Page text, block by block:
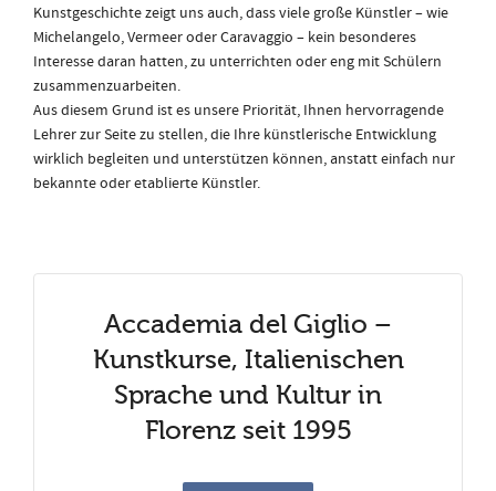
Kunstgeschichte zeigt uns auch, dass viele große Künstler – wie
Michelangelo, Vermeer oder Caravaggio – kein besonderes
Interesse daran hatten, zu unterrichten oder eng mit Schülern
zusammenzuarbeiten.
Aus diesem Grund ist es unsere Priorität, Ihnen hervorragende
Lehrer zur Seite zu stellen, die Ihre künstlerische Entwicklung
wirklich begleiten und unterstützen können, anstatt einfach nur
bekannte oder etablierte Künstler.
Accademia del Giglio –
Kunstkurse, Italienischen
Sprache und Kultur in
Florenz seit 1995